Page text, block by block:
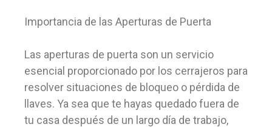
Importancia de las Aperturas de Puerta
Las aperturas de puerta son un servicio
esencial proporcionado por los cerrajeros para
resolver situaciones de bloqueo o pérdida de
llaves. Ya sea que te hayas quedado fuera de
tu casa después de un largo día de trabajo,